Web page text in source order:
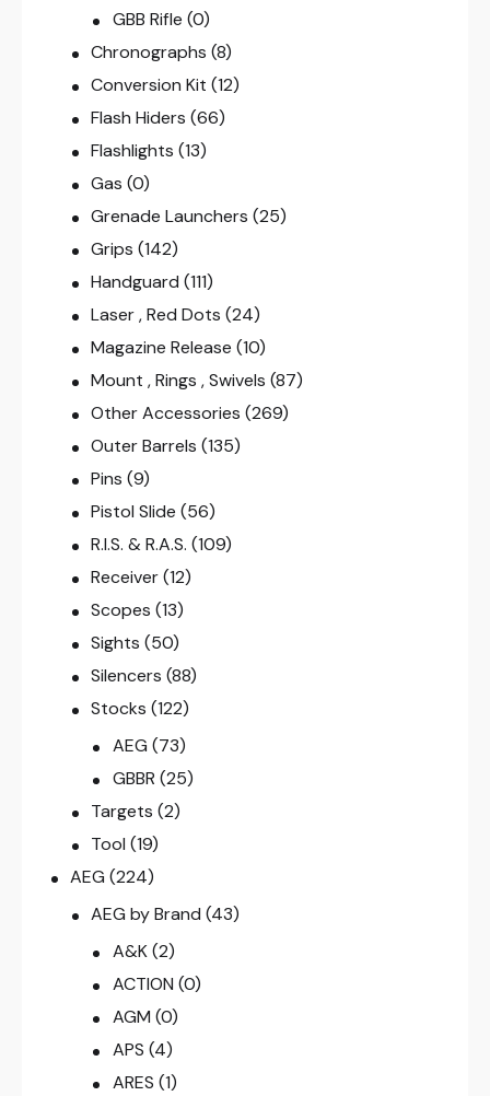
GBB Rifle (0)
Chronographs (8)
Conversion Kit (12)
Flash Hiders (66)
Flashlights (13)
Gas (0)
Grenade Launchers (25)
Grips (142)
Handguard (111)
Laser , Red Dots (24)
Magazine Release (10)
Mount , Rings , Swivels (87)
Other Accessories (269)
Outer Barrels (135)
Pins (9)
Pistol Slide (56)
R.I.S. & R.A.S. (109)
Receiver (12)
Scopes (13)
Sights (50)
Silencers (88)
Stocks (122)
AEG (73)
GBBR (25)
Targets (2)
Tool (19)
AEG (224)
AEG by Brand (43)
A&K (2)
ACTION (0)
AGM (0)
APS (4)
ARES (1)